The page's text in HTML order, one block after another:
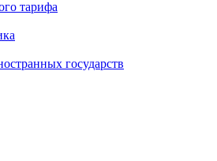
тарифа
государств